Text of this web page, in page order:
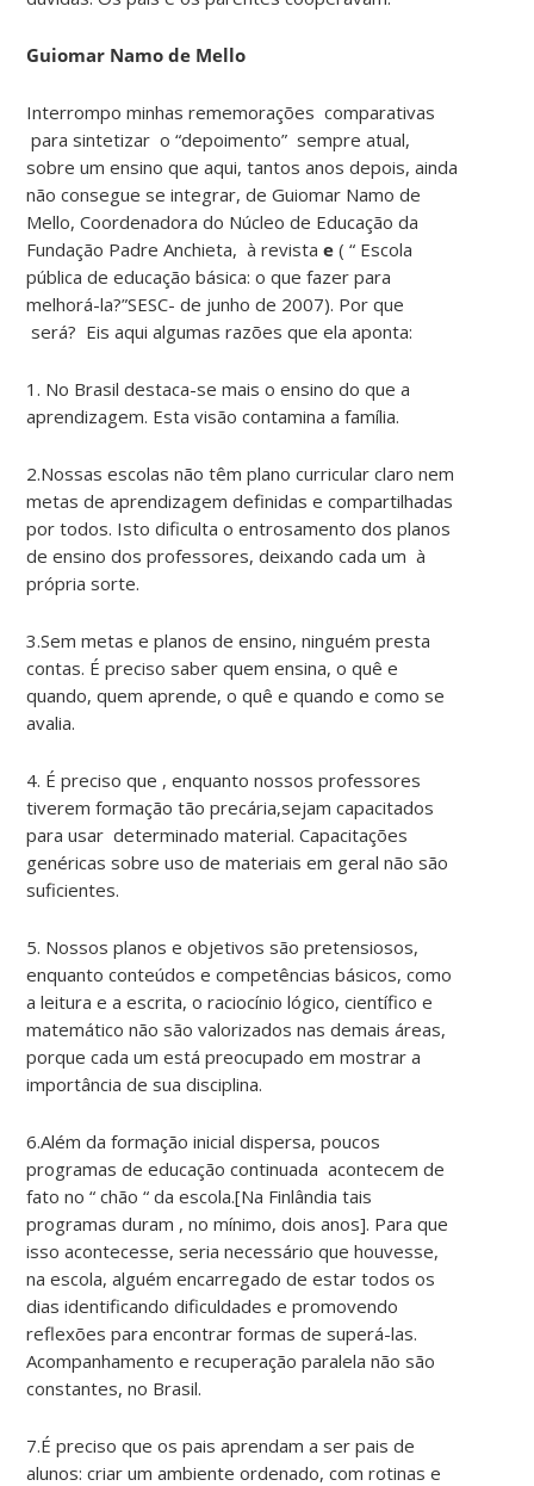
Guiomar Namo de Mello
Interrompo minhas rememorações comparativas
para sintetizar o “depoimento” sempre atual,
sobre um ensino que aqui, tantos anos depois, ainda
não consegue se integrar, de Guiomar Namo de
Mello, Coordenadora do Núcleo de Educação da
Fundação Padre Anchieta, à revistae( “ Escola
pública de educação básica: o que fazer para
melhorá-la?”SESC- de junho de 2007). Por que
será? Eis aqui algumas razões que ela aponta:
1. No Brasil destaca-se mais o ensino do que a
aprendizagem. Esta visão contamina a família.
2.Nossas escolas não têm plano curricular claro nem
metas de aprendizagem definidas e compartilhadas
por todos. Isto dificulta o entrosamento dos planos
de ensino dos professores, deixando cada um à
própria sorte.
3.Sem metas e planos de ensino, ninguém presta
contas. É preciso saber quem ensina, o quê e
quando, quem aprende, o quê e quando e como se
avalia.
4. É preciso que , enquanto nossos professores
tiverem formação tão precária,sejam capacitados
para usar determinado material. Capacitações
genéricas sobre uso de materiais em geral não são
suficientes.
5. Nossos planos e objetivos são pretensiosos,
enquanto conteúdos e competências básicos, como
a leitura e a escrita, o raciocínio lógico, científico e
matemático não são valorizados nas demais áreas,
porque cada um está preocupado em mostrar a
importância de sua disciplina.
6.Além da formação inicial dispersa, poucos
programas de educação continuada acontecem de
fato no “ chão “ da escola.[Na Finlândia tais
programas duram , no mínimo, dois anos]. Para que
isso acontecesse, seria necessário que houvesse,
na escola, alguém encarregado de estar todos os
dias identificando dificuldades e promovendo
reflexões para encontrar formas de superá-las.
Acompanhamento e recuperação paralela não são
constantes, no Brasil.
7.É preciso que os pais aprendam a ser pais de
alunos: criar um ambiente ordenado, com rotinas e